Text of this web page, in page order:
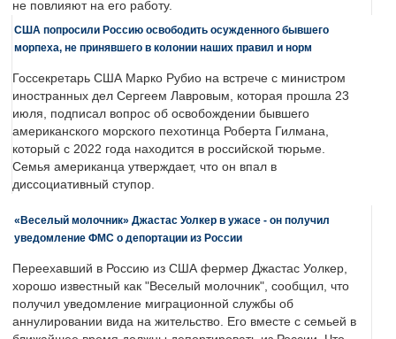
не повлияют на его работу.
США попросили Россию освободить осужденного бывшего
морпеха, не принявшего в колонии наших правил и норм
Госсекретарь США Марко Рубио на встрече с министром
иностранных дел Сергеем Лавровым, которая прошла 23
июля, подписал вопрос об освобождении бывшего
американского морского пехотинца Роберта Гилмана,
который с 2022 года находится в российской тюрьме.
Семья американца утверждает, что он впал в
диссоциативный ступор.
«Веселый молочник» Джастас Уолкер в ужасе - он получил
уведомление ФМС о депортации из России
Переехавший в Россию из США фермер Джастас Уолкер,
хорошо известный как "Веселый молочник", сообщил, что
получил уведомление миграционной службы об
аннулировании вида на жительство. Его вместе с семьей в